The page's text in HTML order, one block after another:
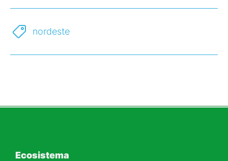
nordeste
Ecosistema